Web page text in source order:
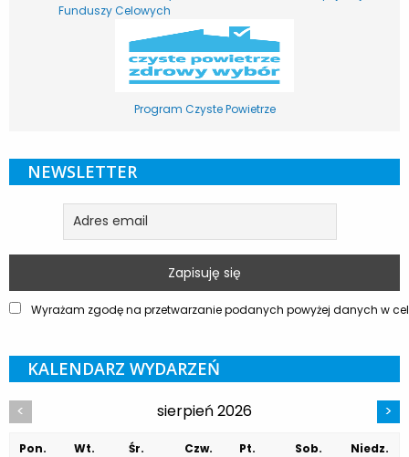
Funduszy Celowych
Program Czyste Powietrze
NEWSLETTER
Wyrażam zgodę na przetwarzanie podanych powyżej danych w
KALENDARZ WYDARZEŃ
< sierpień 2026 >
Pon. Wt. Śr. Czw. Pt. Sob.
Niedz.